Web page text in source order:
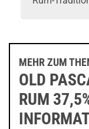
MEHR ZUM
OLD
RUM